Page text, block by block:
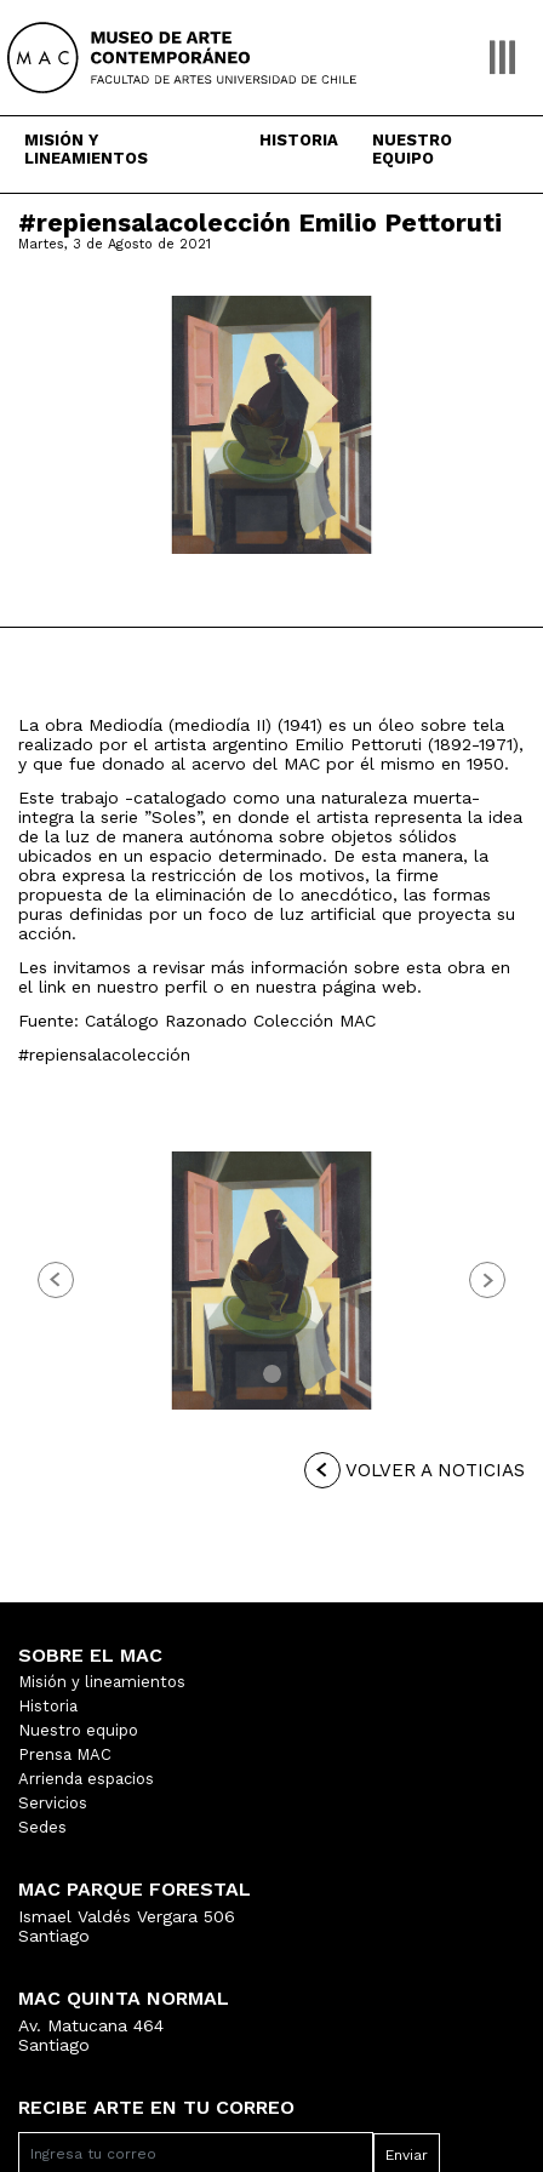
content
MISIÓN Y
LINEAMIENTOS
HISTORIA
NUESTRO
EQUIPO
#repiensalacolección Emilio Pettoruti
Martes, 3 de Agosto de 2021
La obra Mediodía (mediodía II) (1941) es un óleo sobre tela
realizado por el artista argentino Emilio Pettoruti (1892-1971),
y que fue donado al acervo del MAC por él mismo en 1950.
Este trabajo -catalogado como una naturaleza muerta-
integra la serie ”Soles”, en donde el artista representa la idea
de la luz de manera autónoma sobre objetos sólidos
ubicados en un espacio determinado. De esta manera, la
obra expresa la restricción de los motivos, la firme
propuesta de la eliminación de lo anecdótico, las formas
puras definidas por un foco de luz artificial que proyecta su
acción.
Les invitamos a revisar más información sobre esta obra en
el link en nuestro perfil o en nuestra página web.
Fuente: Catálogo Razonado Colección MAC
#repiensalacolección
Previous Next
VOLVER A NOTICIAS
RECIBE ARTE EN TU CORREO
SOBRE EL MAC
Misión y lineamientos
Historia
Nuestro equipo
Prensa MAC
Arrienda espacios
Servicios
Sedes
MAC PARQUE FORESTAL
Ismael Valdés Vergara 506
Santiago
MAC QUINTA NORMAL
Av. Matucana 464
Santiago